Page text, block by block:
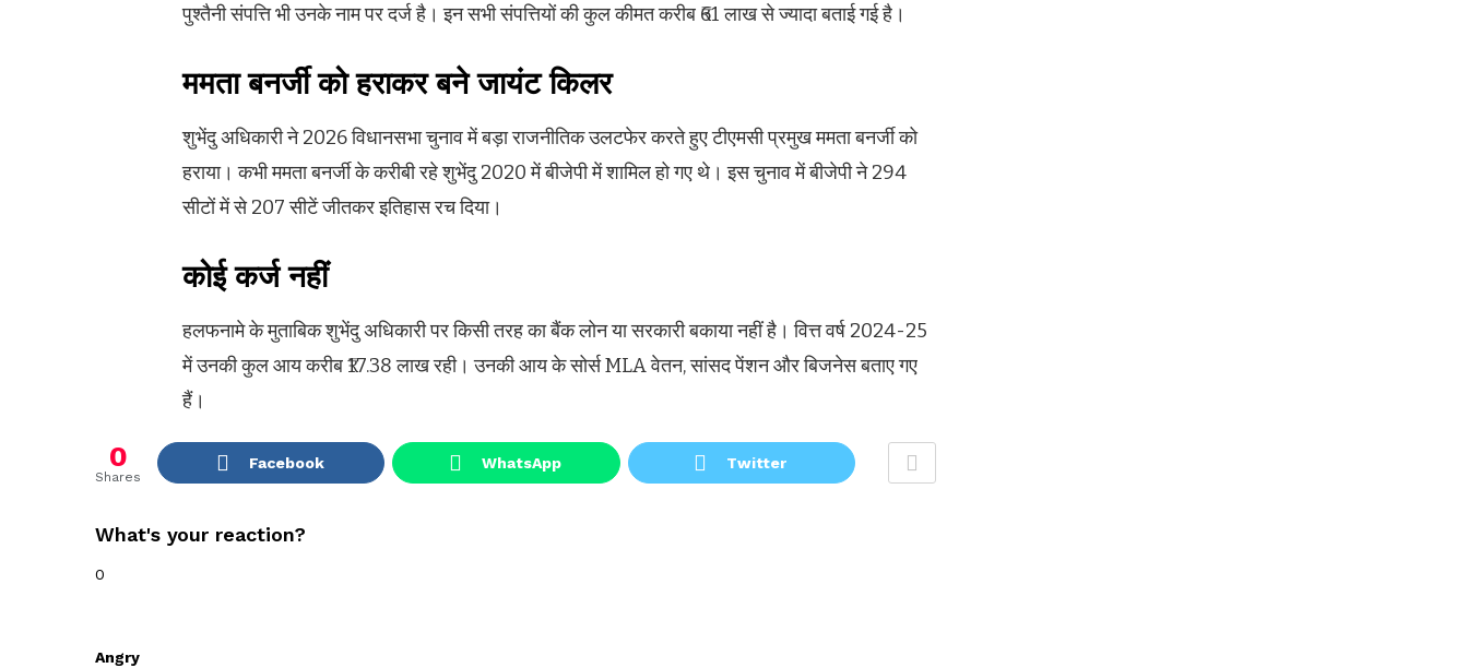
पुश्तैनी संपत्ति भी उनके नाम पर दर्ज है। इन सभी संपत्तियों की कुल कीमत करीब ₹61 लाख से ज्यादा बताई गई है।
ममता बनर्जी को हराकर बने जायंट किलर
शुभेंदु अधिकारी ने 2026 विधानसभा चुनाव में बड़ा राजनीतिक उलटफेर करते हुए टीएमसी प्रमुख ममता बनर्जी को
हराया। कभी ममता बनर्जी के करीबी रहे शुभेंदु 2020 में बीजेपी में शामिल हो गए थे। इस चुनाव में बीजेपी ने 294
सीटों में से 207 सीटें जीतकर इतिहास रच दिया।
कोई कर्ज नहीं
हलफनामे के मुताबिक शुभेंदु अधिकारी पर किसी तरह का बैंक लोन या सरकारी बकाया नहीं है। वित्त वर्ष 2024-25
में उनकी कुल आय करीब ₹17.38 लाख रही। उनकी आय के सोर्स MLA वेतन, सांसद पेंशन और बिजनेस बताए गए
हैं।
0
Shares
Facebook WhatsApp Twitter
What's your reaction?
0
Angry